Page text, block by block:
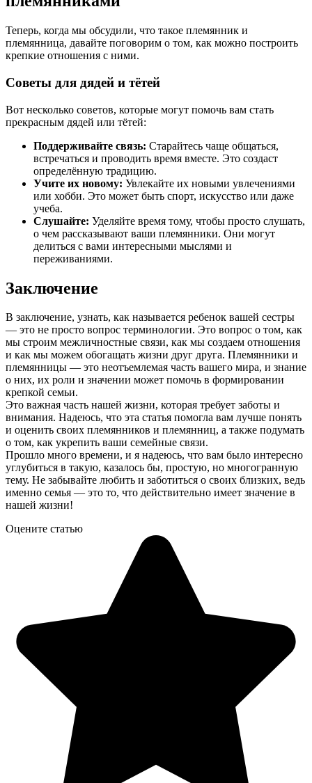
Теперь, когда мы обсудили, что такое племянник и
племянница, давайте поговорим о том, как можно построить
крепкие отношения с ними.
Советы для дядей и тётей
Вот несколько советов, которые могут помочь вам стать
прекрасным дядей или тётей:
Поддерживайте связь: Старайтесь чаще общаться,
встречаться и проводить время вместе. Это создаст
определённую традицию.
Учите их новому: Увлекайте их новыми увлечениями
или хобби. Это может быть спорт, искусство или даже
учеба.
Слушайте: Уделяйте время тому, чтобы просто слушать,
о чем рассказывают ваши племянники. Они могут
делиться с вами интересными мыслями и
переживаниями.
Заключение
В заключение, узнать, как называется ребенок вашей сестры
— это не просто вопрос терминологии. Это вопрос о том, как
мы строим межличностные связи, как мы создаем отношения
и как мы можем обогащать жизни друг друга. Племянники и
племянницы — это неотъемлемая часть вашего мира, и знание
о них, их роли и значении может помочь в формировании
крепкой семьи.
Это важная часть нашей жизни, которая требует заботы и
внимания. Надеюсь, что эта статья помогла вам лучше понять
и оценить своих племянников и племянниц, а также подумать
о том, как укрепить ваши семейные связи.
Прошло много времени, и я надеюсь, что вам было интересно
углубиться в такую, казалось бы, простую, но многогранную
тему. Не забывайте любить и заботиться о своих близких, ведь
именно семья — это то, что действительно имеет значение в
нашей жизни!
Оцените статью